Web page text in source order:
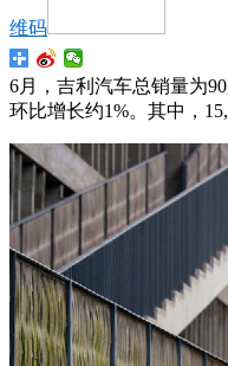
维码
6月，吉利汽车总销量为
环比增长约1%。其中，